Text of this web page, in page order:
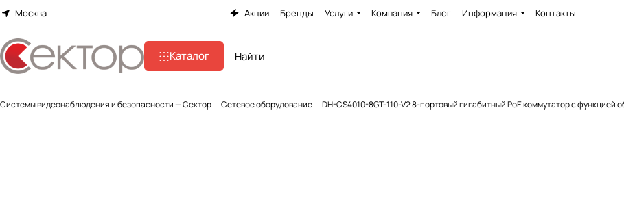
Москва Акции Бренды Услуги Компания Блог Информация Контакты
Каталог
Системы видеонаблюдения и безопасности — Сектор Сетевое оборудование DH-CS4010-8GT-110-V2 8-портовый гигабитный PoE коммутатор с функцией